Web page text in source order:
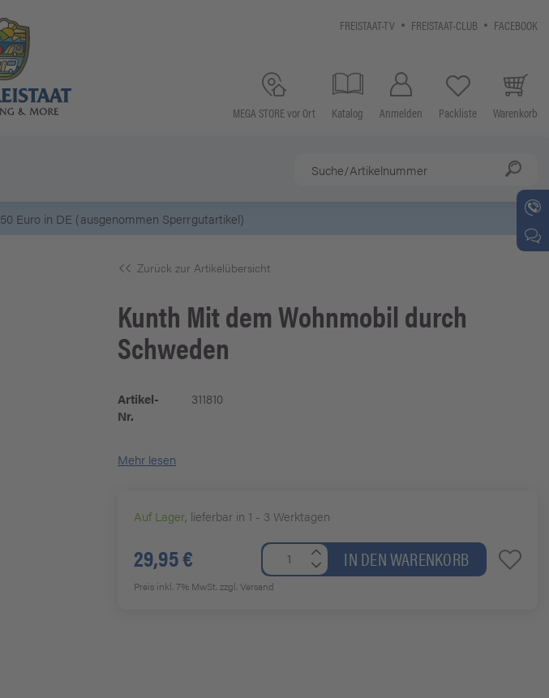
FREISTAAT-TV FREISTAAT-CLUB FACEBOOK
MEGA STORE vor Ort Katalog Anmelden Packliste Warenkorb
Newsletter-Anmeldung
Zurück zur Artikelübersicht
Kunth Mit dem Wohnmobil durch
Schweden
Artikel-
Nr.
311810
Mehr lesen
Auf Lager, lieferbar in 1 - 3 Werktagen
29,95 € IN DEN WARENKORB
Preis inkl. 7% MwSt.zzgl. Versand